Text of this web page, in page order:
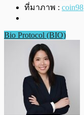
ที่มาภาพ : coin98
Bio Protocol (BIO)